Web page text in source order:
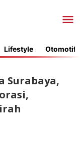
Lifestyle Otomotif
Surabaya,